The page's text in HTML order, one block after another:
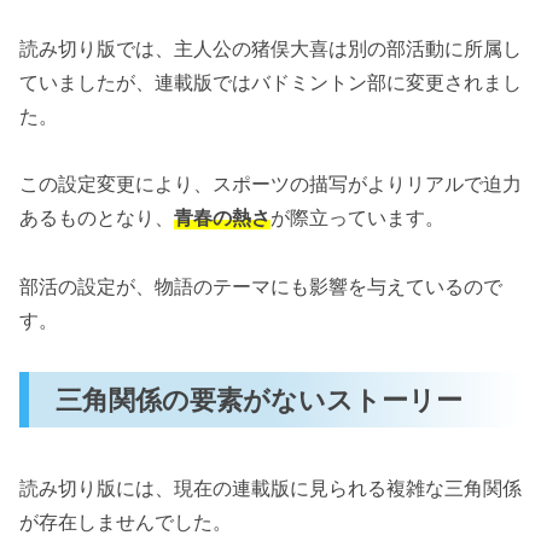
読み切り版では、主人公の猪俣大喜は別の部活動に所属し
ていましたが、連載版ではバドミントン部に変更されまし
た。
この設定変更により、スポーツの描写がよりリアルで迫力
あるものとなり、 青春の熱さが際立っています。
部活の設定が、物語のテーマにも影響を与えているので
す。
三角関係の要素がないストーリー
読み切り版には、現在の連載版に見られる複雑な三角関係
が存在しませんでした。